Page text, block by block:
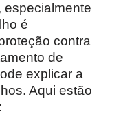
especialmente
é
contra
de
explicar a
Aqui estão